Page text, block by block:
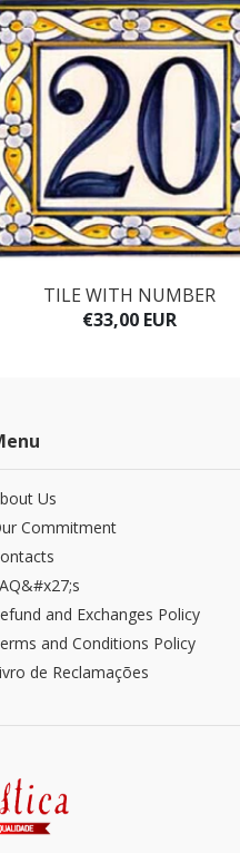
TILE WITH NUMBER
€33,00 EUR
Us
Commitment
and Exchanges​ Policy
and Conditions Policy
de Reclamações